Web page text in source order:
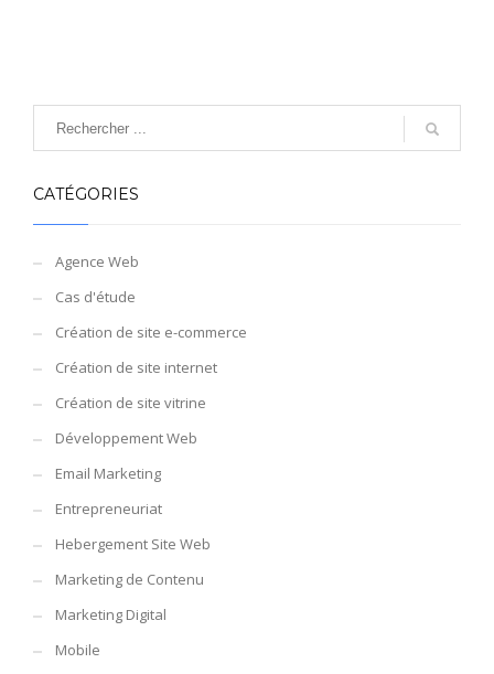
CATÉGORIES
Agence Web
Cas d'étude
Création de site e-commerce
Création de site internet
Création de site vitrine
Développement Web
Email Marketing
Entrepreneuriat
Hebergement Site Web
Marketing de Contenu
Marketing Digital
Mobile